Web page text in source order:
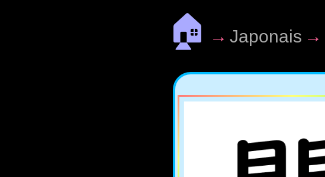
🏠 → Japonais →